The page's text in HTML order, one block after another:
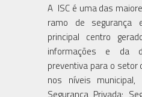
A ISC é uma das
ramo de segurança
principal centro
informações e da
preventiva para o setor
nos níveis
Segurança Privada;